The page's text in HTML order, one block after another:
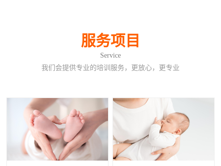
服务项目
Service
我们会提供专业的培训服务，更放心，更专业